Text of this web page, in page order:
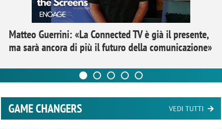
Matteo Guerrini: «La Connected TV è già il presente,
ma sarà ancora di più il futuro della comunicazione»
GAME CHANGERS VEDI TUTTI